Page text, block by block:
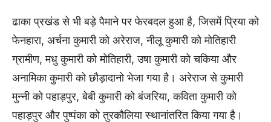
ढाका प्रखंड से भी बड़े पैमाने पर फेरबदल हुआ है, जिसमें प्रिया को
फेनहारा, अर्चना कुमारी को अरेराज, नीलू कुमारी को मोतिहारी
ग्रामीण, मधु कुमारी को मोतिहारी, उषा कुमारी को चकिया और
अनामिका कुमारी को छौड़ादानो भेजा गया है। अरेराज से कुमारी
मुन्नी को पहाड़पुर, बेबी कुमारी को बंजरिया, कविता कुमारी को
पहाड़पुर और पुष्पंका को तुरकौलिया स्थानांतरित किया गया है।